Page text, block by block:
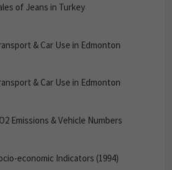
of Jeans in Turkey
& Car Use in Edmonton
& Car Use in Edmonton
Emissions & Vehicle Numbers
economic Indicators (1994)